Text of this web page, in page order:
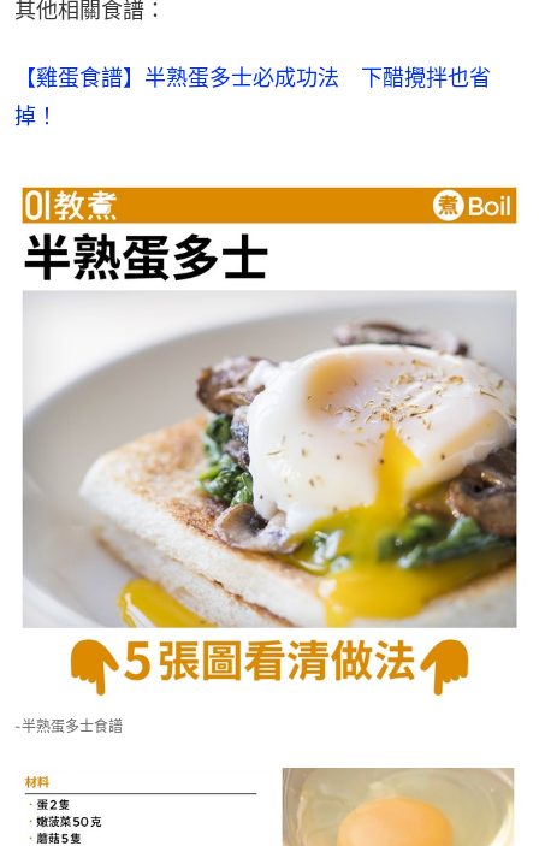
其他相關食譜：
【雞蛋食譜】半熟蛋多士必成功法　下醋攪拌也省
掉！
-半熟蛋多士食譜